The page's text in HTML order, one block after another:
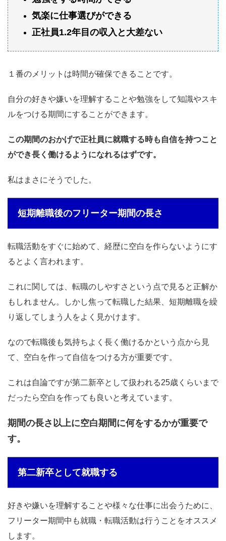
気楽に仕事選びができる
正社員1.2年目の収入と大差ない
１番のメリットは時間が確保できることです。
自分の好きや嫌いを理解することや勉強をして知識やスキ
ルをつける期間にすることができます。
この期間のおかげで正社員に就職する時も自信を持つこと
ができ長く働けるようになれるはずです。
私はまさにそうでした。
短期離職後のフリーター期間の長さ
転職活動をすぐに始めて、経歴に空白を作らないようにす
るとよく言われます。
これに関しては、転職のしやすさという点で見ると正解か
もしれません。しかし焦って転職した結果、短期離職を繰
り返してしまう人をよく見かけます。
なので転職後も気持ちよく長く働けるかという点から見
て、空白を作って自信をつける方が重要です。
これは自論ですが第二新卒として扱われる25歳くらいまで
だったら空白を作っても良いと考えています。
期間の長さ以上に空白期間に何をするかが重要で
す。
第二新卒として就職する
好きや嫌いを理解することや様々な仕事に出会うために、
フリーター期間中も就職・転職活動は行うことをオススメ
します。